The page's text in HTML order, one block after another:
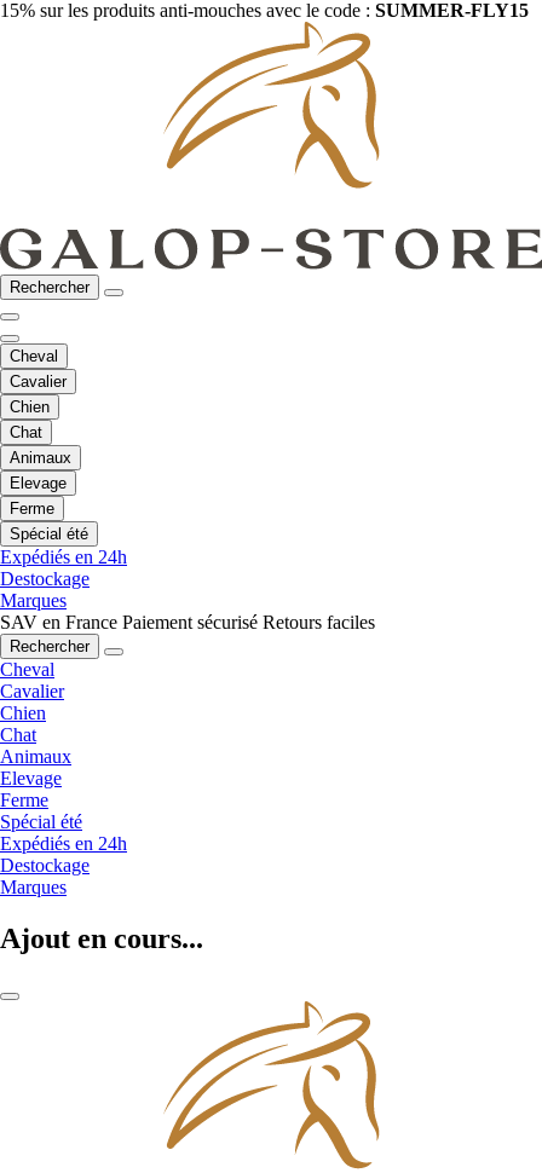
15% sur les produits anti-mouches avec le code : SUMMER-FLY15
Rechercher
Cheval
Cavalier
Chien
Chat
Animaux
Elevage
Ferme
Spécial été
Expédiés en 24h
Destockage
Marques
SAV en France Paiement sécurisé Retours faciles
Rechercher
Cheval
Cavalier
Chien
Chat
Animaux
Elevage
Ferme
Spécial été
Expédiés en 24h
Destockage
Marques
Ajout en cours...